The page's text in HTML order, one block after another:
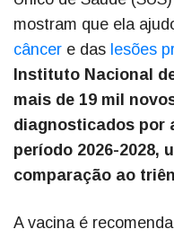
mostram que ela
câncer e das lesões
Instituto Nacional
mais de 19 mil
diagnosticados por
período 2026-2028,
comparação ao
A vacina é